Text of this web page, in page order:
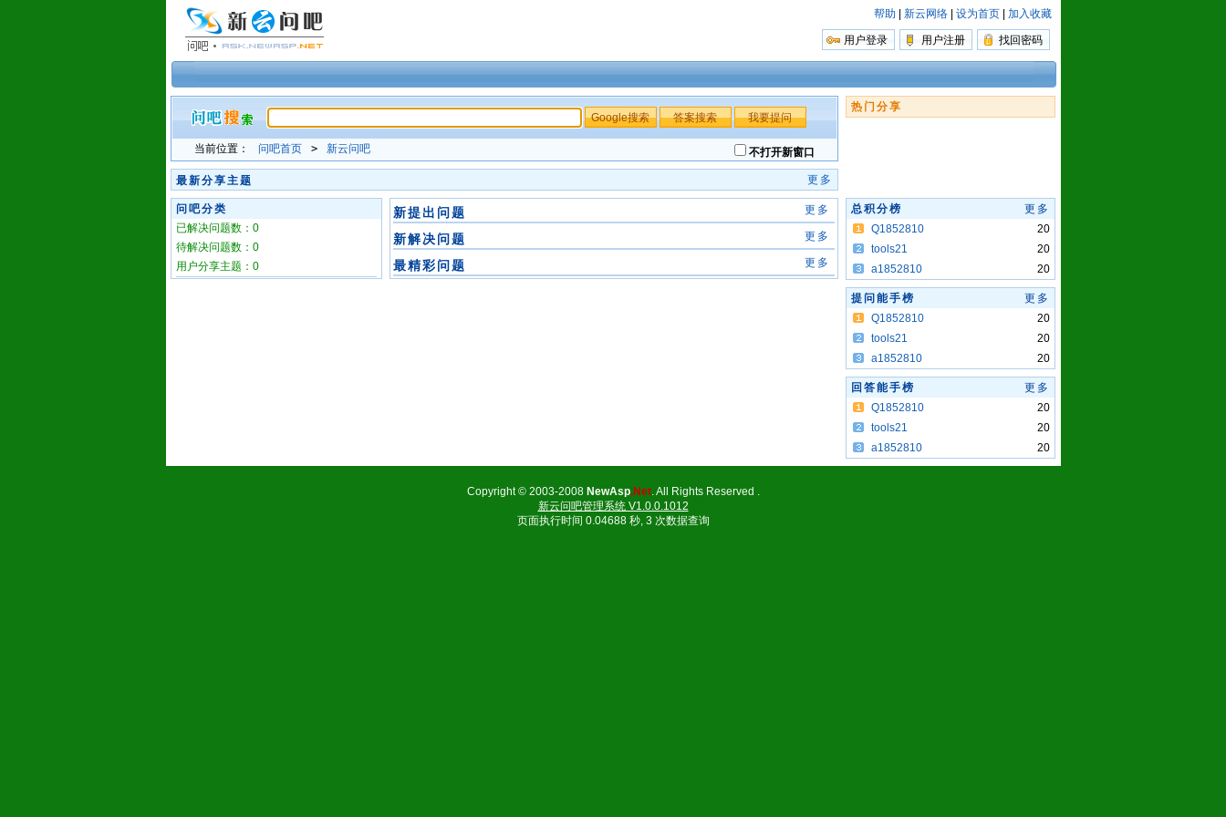
帮助 新云网络| 设为首页| 加入收藏
用户登录 用户注册 找回密码
不打开新窗口
当前位置： 问吧首页 > 新云问吧
最新分享主题 更多
热门分享
问吧分类
已解决问题数：0
待解决问题数：0
用户分享主题：0
新提出问题 更多
新解决问题 更多
最精彩问题 更多
总积分榜
更多
20
Q1852810
20
tools21
20
a1852810
提问能手榜
更多
20
Q1852810
20
tools21
20
a1852810
回答能手榜
更多
20
Q1852810
20
tools21
20
a1852810
Copyright © 2003-2008 NewAsp.Net. All Rights Reserved .
新云问吧管理系统 V1.0.0.1012
页面执行时间 0.04688 秒, 3 次数据查询